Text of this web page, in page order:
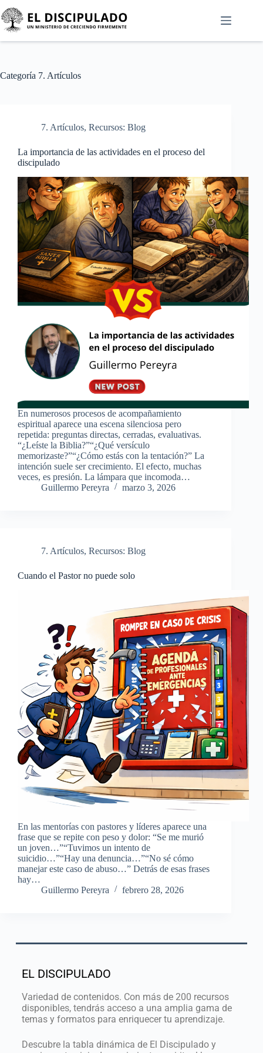
Categoría 7. Artículos
7. Artículos, Recursos: Blog
La importancia de las actividades en el proceso del
discipulado
En numerosos procesos de acompañamiento
espiritual aparece una escena silenciosa pero
repetida: preguntas directas, cerradas, evaluativas.
“¿Leíste la Biblia?”“¿Qué versículo
memorizaste?”“¿Cómo estás con la tentación?” La
intención suele ser crecimiento. El efecto, muchas
veces, es presión. La lámpara que incomoda…
Guillermo Pereyra
marzo 3, 2026
7. Artículos, Recursos: Blog
Cuando el Pastor no puede solo
En las mentorías con pastores y líderes aparece una
frase que se repite con peso y dolor: “Se me murió
un joven…”“Tuvimos un intento de
suicidio…”“Hay una denuncia…”“No sé cómo
manejar este caso de abuso…” Detrás de esas frases
hay…
Guillermo Pereyra
febrero 28, 2026
EL DISCIPULADO
Variedad de contenidos. Con más de 200 recursos
disponibles, tendrás acceso a una amplia gama de
temas y formatos para enriquecer tu aprendizaje.
Descubre la tabla dinámica de El Discipulado y